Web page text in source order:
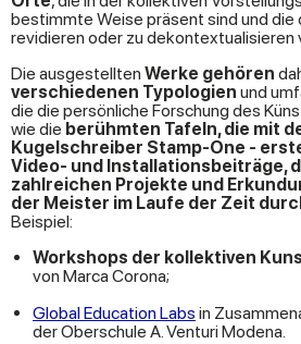
bestimmte Weise präsent sind und die
revidieren oder zu dekontextualisieren
Die ausgestellten Werke gehören
verschiedenen Typologien und
die die persönliche Forschung des
wie die berühmten Tafeln, die mit
Kugelschreiber Stamp-One -
Video- und Installationsbeiträge,
zahlreichen Projekte und
der Meister im Laufe der Zeit
Beispiel:
Workshops der kollektiven
von Marca Corona;
Global Education Labs in
der Oberschule A. Venturi Modena.